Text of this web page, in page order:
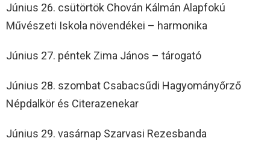
Június 26. csütörtök Chován Kálmán Alapfokú
Művészeti Iskola növendékei – harmonika
Június 27. péntek Zima János – tárogató
Június 28. szombat Csabacsűdi Hagyományőrző
Népdalkör és Citerazenekar
Június 29. vasárnap Szarvasi Rezesbanda